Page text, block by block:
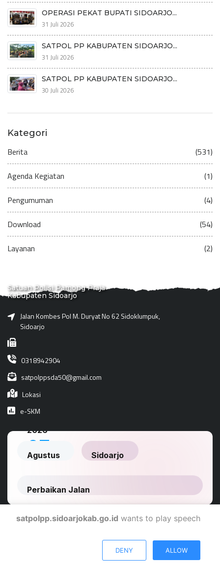
OPERASI PEKAT BUPATI SIDOARJO...
31 Juli 2026
SATPOL PP KABUPATEN SIDOARJO...
31 Juli 2026
SATPOL PP KABUPATEN SIDOARJO...
30 Juli 2026
Kategori
Berita (531)
Agenda Kegiatan (1)
Pengumuman (4)
Download (54)
Layanan (2)
Satuan Polisi Pamong Praja
Kabupaten Sidoarjo
Jalan Kombes Pol M. Duryat No 62 Sidoklumpuk,
Sidoarjo
0318942904
satpolppsda50@gmail.com
Lokasi
e-SKM
Dinas Komunikasi Dan Informatika Kabupaten Sidoarjo
© 2024
satpolpp.sidoarjokab.go.id wants to play speech
DENY ALLOW